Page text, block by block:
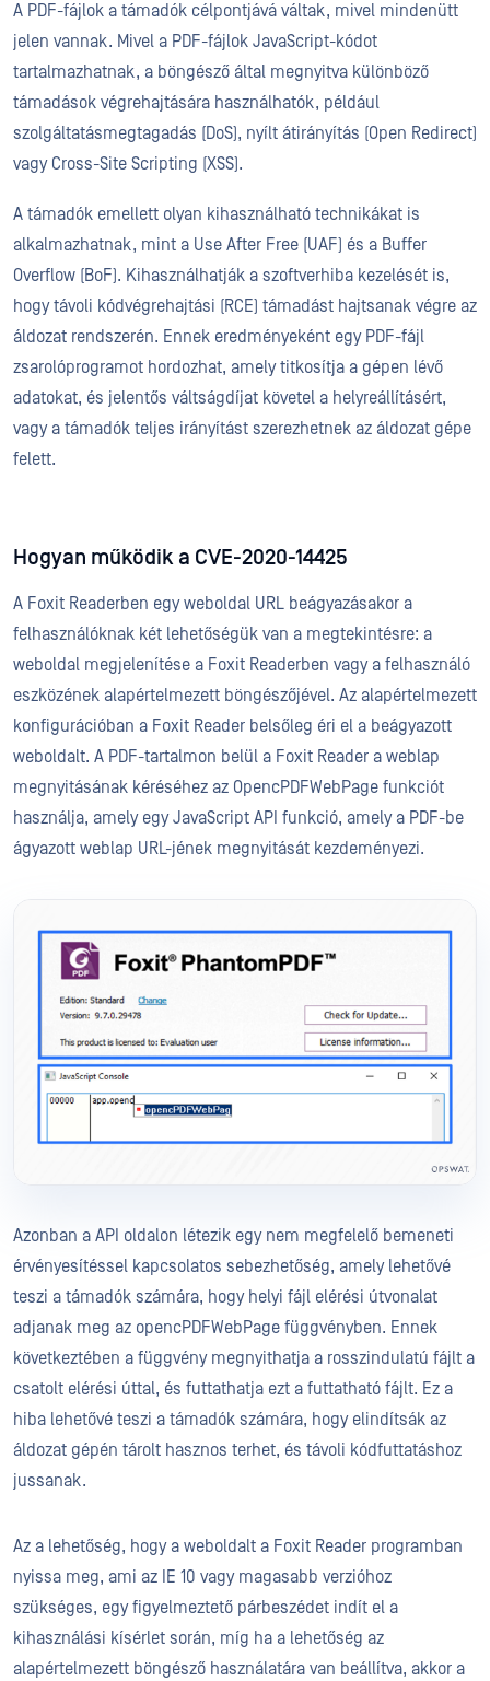
A PDF-fájlok a támadók célpontjává váltak, mivel mindenütt
jelen vannak. Mivel a PDF-fájlok JavaScript-kódot
tartalmazhatnak, a böngésző által megnyitva különböző
támadások végrehajtására használhatók, például
szolgáltatásmegtagadás (DoS), nyílt átirányítás (Open Redirect)
vagy Cross-Site Scripting (XSS).
A támadók emellett olyan kihasználható technikákat is
alkalmazhatnak, mint a Use After Free (UAF) és a Buffer
Overflow (BoF). Kihasználhatják a szoftverhiba kezelését is,
hogy távoli kódvégrehajtási (RCE) támadást hajtsanak végre az
áldozat rendszerén. Ennek eredményeként egy PDF-fájl
zsarolóprogramot hordozhat, amely titkosítja a gépen lévő
adatokat, és jelentős váltságdíjat követel a helyreállításért,
vagy a támadók teljes irányítást szerezhetnek az áldozat gépe
felett.
Hogyan működik a CVE-2020-14425
A Foxit Readerben egy weboldal URL beágyazásakor a
felhasználóknak két lehetőségük van a megtekintésre: a
weboldal megjelenítése a Foxit Readerben vagy a felhasználó
eszközének alapértelmezett böngészőjével. Az alapértelmezett
konfigurációban a Foxit Reader belsőleg éri el a beágyazott
weboldalt. A PDF-tartalmon belül a Foxit Reader a weblap
megnyitásának kéréséhez az OpencPDFWebPage funkciót
használja, amely egy JavaScript API funkció, amely a PDF-be
ágyazott weblap URL-jének megnyitását kezdeményezi.
Azonban a API oldalon létezik egy nem megfelelő bemeneti
érvényesítéssel kapcsolatos sebezhetőség, amely lehetővé
teszi a támadók számára, hogy helyi fájl elérési útvonalat
adjanak meg az opencPDFWebPage függvényben. Ennek
következtében a függvény megnyithatja a rosszindulatú fájlt a
csatolt elérési úttal, és futtathatja ezt a futtatható fájlt. Ez a
hiba lehetővé teszi a támadók számára, hogy elindítsák az
áldozat gépén tárolt hasznos terhet, és távoli kódfuttatáshoz
jussanak.
Az a lehetőség, hogy a weboldalt a Foxit Reader programban
nyissa meg, ami az IE 10 vagy magasabb verzióhoz
szükséges, egy figyelmeztető párbeszédet indít el a
kihasználási kísérlet során, míg ha a lehetőség az
alapértelmezett böngésző használatára van beállítva, akkor a